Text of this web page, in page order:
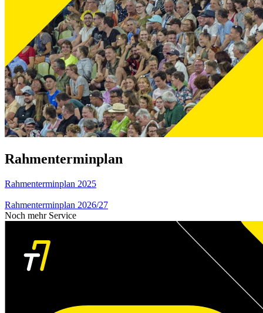
Rahmenterminplan
Rahmenterminplan 2025
Rahmenterminplan 2026/27
Noch mehr Service